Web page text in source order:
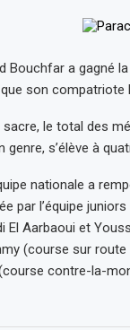
Bouchfar a gagné
son compatriote
le total des
genre, s’élève à
nationale a
par l’équipe
El Aarbaoui et
(course sur route
contre-la-